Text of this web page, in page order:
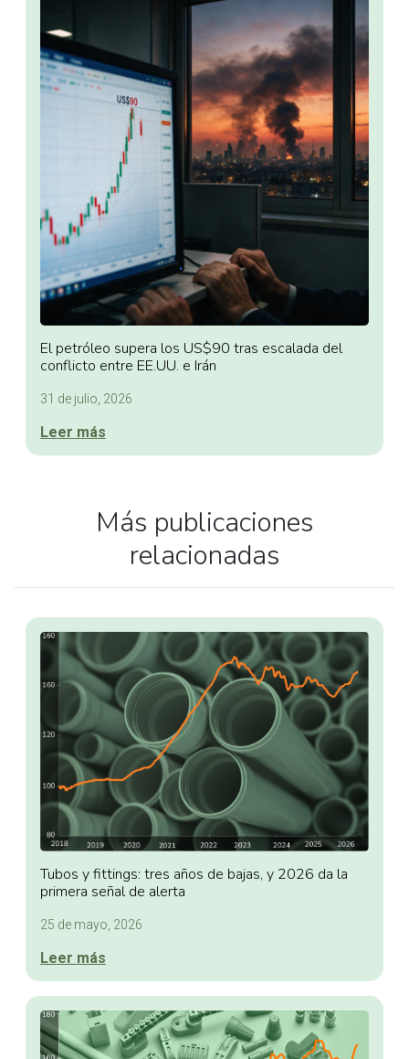
El petróleo supera los US$90 tras escalada del
conflicto entre EE.UU. e Irán
31 de julio, 2026
Leer más
Más publicaciones
relacionadas
Tubos y fittings: tres años de bajas, y 2026 da la
primera señal de alerta
25 de mayo, 2026
Leer más